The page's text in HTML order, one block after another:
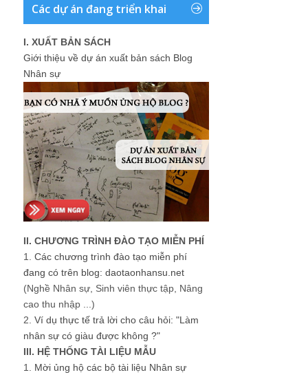
Các dự án đang triển khai
I. XUẤT BẢN SÁCH
Giới thiệu về dự án xuất bản sách Blog
Nhân sự
II. CHƯƠNG TRÌNH ĐÀO TẠO MIỄN PHÍ
1. Các chương trình đào tạo miễn phí
đang có trên blog: daotaonhansu.net
(Nghề Nhân sự, Sinh viên thực tập, Nâng
cao thu nhập ...)
2. Ví dụ thực tế trả lời cho câu hỏi: "Làm
nhân sự có giàu được không ?"
III. HỆ THỐNG TÀI LIỆU MẪU
1. Mời ủng hộ các bộ tài liệu Nhân sự